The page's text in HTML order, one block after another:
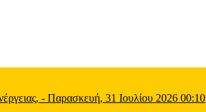
- Παρασκευή, 31 Ιουλίου 2026 00:10